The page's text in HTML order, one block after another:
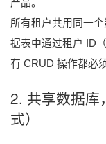
产品。
所有租户共用同一
据表中通过租户 ID
有 CRUD 操作都必
2. 共享数据库
式）